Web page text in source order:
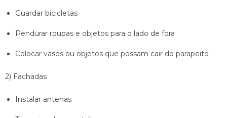
Guardar bicicletas
Pendurar roupas e objetos para o lado de fora
Colocar vasos ou objetos que possam cair do parapeito
2) Fachadas
Instalar antenas